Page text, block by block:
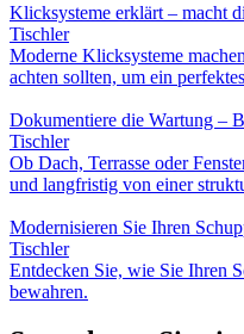
Klicksysteme erklärt – macht
Tischler
Moderne Klicksysteme
achten sollten, um ein
Dokumentiere die Wartung –
Tischler
Ob Dach, Terrasse oder
und langfristig von einer
Modernisieren Sie Ihren
Tischler
Entdecken Sie, wie Sie Ihren
bewahren.